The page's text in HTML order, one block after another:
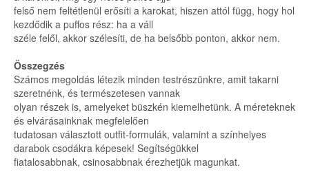
felső nem feltétlenül erősíti a karokat, hiszen attól függ, hogy hol
kezdődik a puffos rész: ha a váll
széle felől, akkor szélesíti, de ha belsőbb ponton, akkor nem.
Összegzés
Számos megoldás létezik minden testrészünkre, amit takarni
szeretnénk, és természetesen vannak
olyan részek is, amelyeket büszkén kiemelhetünk. A méreteknek
és elvárásainknak megfelelően
tudatosan választott outfit-formulák, valamint a színhelyes
darabok csodákra képesek! Segítségükkel
fiatalosabbnak, csinosabbnak érezhetjük magunkat.